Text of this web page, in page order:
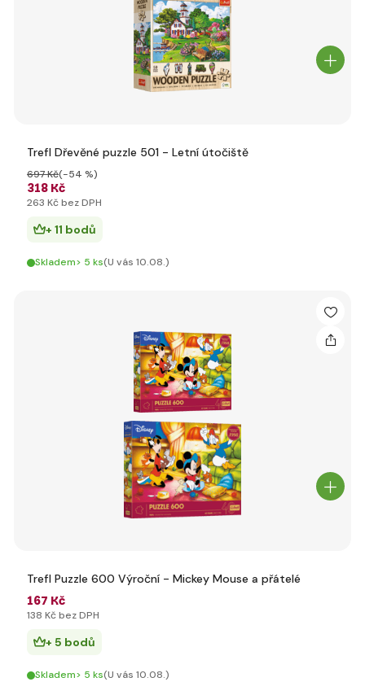
Trefl Dřevěné puzzle 501 - Letní útočiště
318 Kč
697 Kč(-54 %)
263 Kč bez DPH
+ 11 bodů
Skladem> 5 ks(U vás 10.08.)
Trefl Puzzle 600 Výroční - Mickey Mouse a přátelé
167 Kč
138 Kč bez DPH
+ 5 bodů
Skladem> 5 ks(U vás 10.08.)